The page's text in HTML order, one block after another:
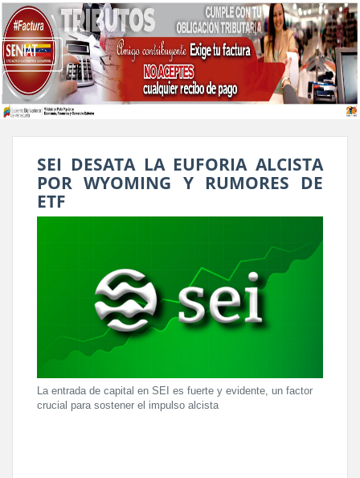
SEI DESATA LA EUFORIA ALCISTA
POR WYOMING Y RUMORES DE
ETF
La entrada de capital en SEI es fuerte y evidente, un factor
crucial para sostener el impulso alcista